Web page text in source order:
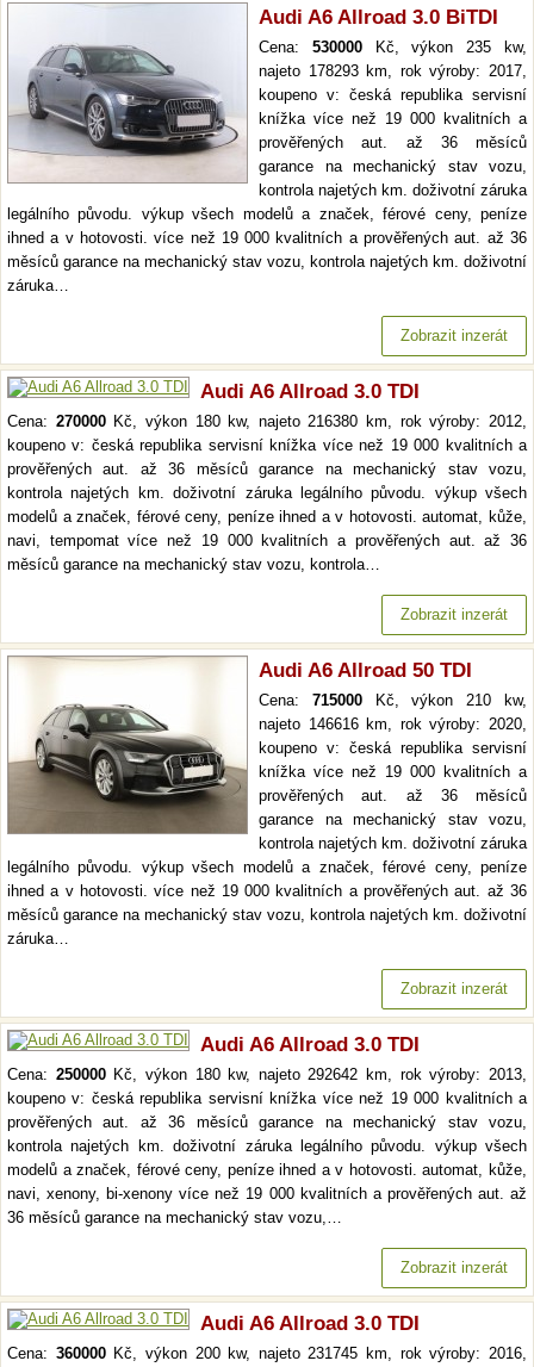
Audi A6 Allroad 3.0 BiTDI
Cena: 530000Kč, výkon 235 kw,
najeto 178293 km, rok výroby: 2017,
koupeno v: česká republika servisní
knížka více než 19 000 kvalitních a
prověřených aut. až 36 měsíců
garance na mechanický stav vozu,
kontrola najetých km. doživotní záruka
legálního původu. výkup všech modelů a značek, férové ceny, peníze
ihned a v hotovosti. více než 19 000 kvalitních a prověřených aut. až 36
měsíců garance na mechanický stav vozu, kontrola najetých km. doživotní
záruka…
Zobrazit inzerát
Audi A6 Allroad 3.0 TDI
Cena: 270000Kč, výkon 180 kw, najeto 216380 km, rok výroby: 2012,
koupeno v: česká republika servisní knížka více než 19 000 kvalitních a
prověřených aut. až 36 měsíců garance na mechanický stav vozu,
kontrola najetých km. doživotní záruka legálního původu. výkup všech
modelů a značek, férové ceny, peníze ihned a v hotovosti. automat, kůže,
navi, tempomat více než 19 000 kvalitních a prověřených aut. až 36
měsíců garance na mechanický stav vozu, kontrola…
Zobrazit inzerát
Audi A6 Allroad 50 TDI
Cena: 715000Kč, výkon 210 kw,
najeto 146616 km, rok výroby: 2020,
koupeno v: česká republika servisní
knížka více než 19 000 kvalitních a
prověřených aut. až 36 měsíců
garance na mechanický stav vozu,
kontrola najetých km. doživotní záruka
legálního původu. výkup všech modelů a značek, férové ceny, peníze
ihned a v hotovosti. více než 19 000 kvalitních a prověřených aut. až 36
měsíců garance na mechanický stav vozu, kontrola najetých km. doživotní
záruka…
Zobrazit inzerát
Audi A6 Allroad 3.0 TDI
Cena: 250000Kč, výkon 180 kw, najeto 292642 km, rok výroby: 2013,
koupeno v: česká republika servisní knížka více než 19 000 kvalitních a
prověřených aut. až 36 měsíců garance na mechanický stav vozu,
kontrola najetých km. doživotní záruka legálního původu. výkup všech
modelů a značek, férové ceny, peníze ihned a v hotovosti. automat, kůže,
navi, xenony, bi-xenony více než 19 000 kvalitních a prověřených aut. až
36 měsíců garance na mechanický stav vozu,…
Zobrazit inzerát
Audi A6 Allroad 3.0 TDI
Cena: 360000Kč, výkon 200 kw, najeto 231745 km, rok výroby: 2016,